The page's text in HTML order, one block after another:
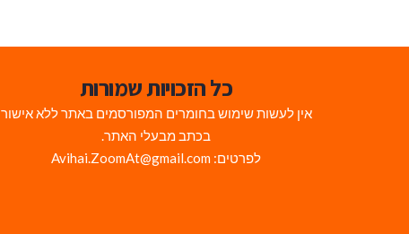
כל הזכויות שמורות
אין לעשות שימוש בחומרים המפורסמים באתר ללא אישור
בכתב מבעלי האתר.
לפרטים: Avihai.ZoomAt@gmail.com